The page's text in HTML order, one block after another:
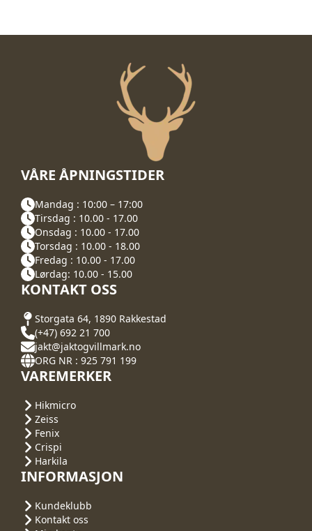
VÅRE ÅPNINGSTIDER
Mandag : 10:00 – 17:00
Tirsdag : 10.00 - 17.00
Onsdag : 10.00 - 17.00
Torsdag : 10.00 - 18.00
Fredag : 10.00 - 17.00
Lørdag: 10.00 - 15.00
KONTAKT OSS
Storgata 64, 1890 Rakkestad
(+47) 692 21 700
jakt@jaktogvillmark.no
ORG NR : 925 791 199
VAREMERKER
Hikmicro
Zeiss
Fenix
Crispi
Harkila
INFORMASJON
Kundeklubb
Kontakt oss